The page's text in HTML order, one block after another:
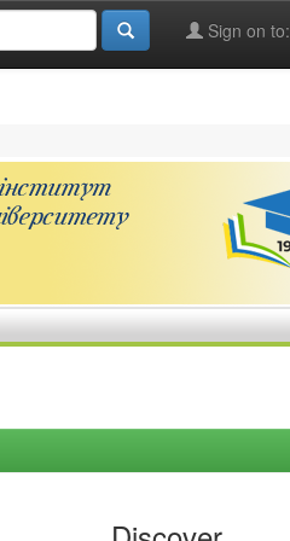
Sign on to: